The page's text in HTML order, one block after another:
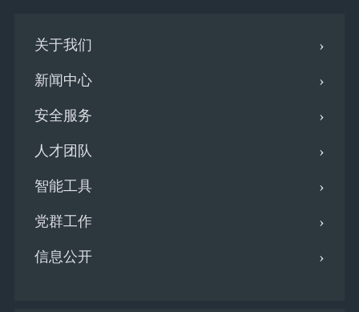
关于我们
新闻中心
安全服务
人才团队
智能工具
党群工作
信息公开